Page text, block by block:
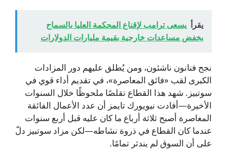
يقرأ يسعى ترامب لإقناع المحكمة العليا بالسماح
بخفض مساعدات خارجية بقيمة مليارات الدولارات
نجح فنانون ناشئون، ومن يُطلق عليهم دور المزادات
الكبرى لقب «فائق المعاصرة»، في تقديم أداء قوي في
سوتبيز. شهد هذا القطاع تقلصًا ملحوظًا خلال السنوات
الأخيرة—أفادت نيويورك تايمز أن عدد الأعمال الفائقة
المعاصرة أصبح ثلاثة أرباع ما كان عليه قبل أربع سنوات
عندما كان القطاع في ذروة نشاطه—لكن مزاد سوتبيز دلّ
على أن السوق لم يندثر تمامًا.